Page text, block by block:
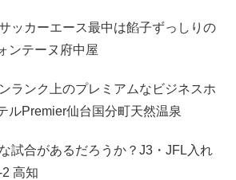
ッカーエース最中は餡子ずっしりの
ンテーヌ府中屋
ランク上のプレミアムなビジネスホ
ルPremier仙台国分町天然温泉
試合があるだろうか？J3・JFL入れ
高知